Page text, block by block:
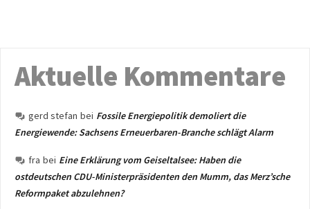
Aktuelle Kommentare
gerd stefan bei Fossile Energiepolitik demoliert die
Energiewende: Sachsens Erneuerbaren-Branche schlägt Alarm
fra bei Eine Erklärung vom Geiseltalsee: Haben die
ostdeutschen CDU-Ministerpräsidenten den Mumm, das Merz’sche
Reformpaket abzulehnen?